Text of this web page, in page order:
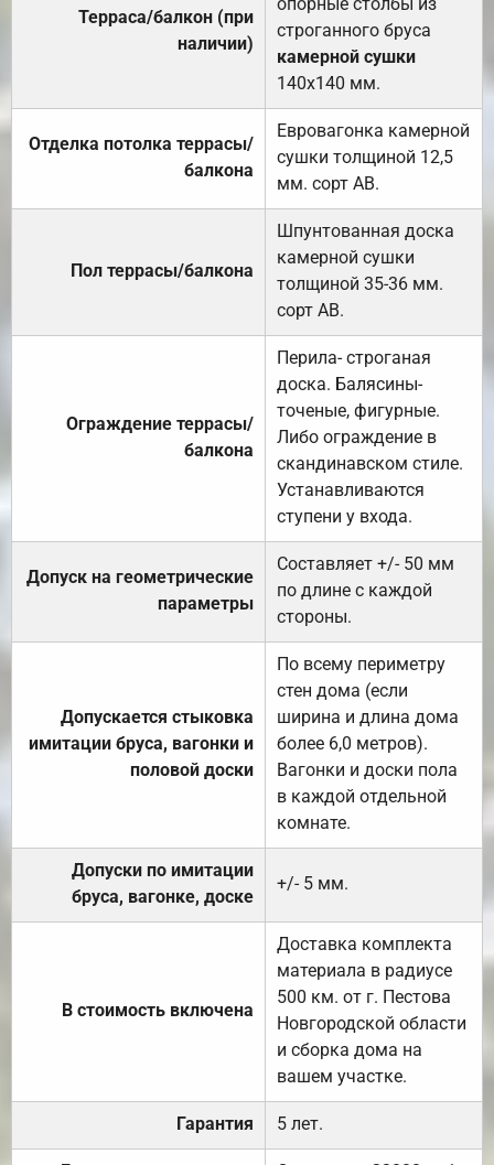
Терраса/балкон (при
наличии)
строганного бруса
камерной сушки
140х140 мм.
Отделка потолка террасы/
балкона
Евровагонка камерной
сушки толщиной 12,5
мм. сорт АВ.
Пол террасы/балкона
Шпунтованная доска
камерной сушки
толщиной 35-36 мм.
сорт АВ.
Ограждение террасы/
балкона
Перила- строганая
доска. Балясины-
точеные, фигурные.
Либо ограждение в
скандинавском стиле.
Устанавливаются
ступени у входа.
Допуск на геометрические
параметры
Составляет +/- 50 мм
по длине с каждой
стороны.
Допускается стыковка
имитации бруса, вагонки и
половой доски
По всему периметру
стен дома (если
ширина и длина дома
более 6,0 метров).
Вагонки и доски пола
в каждой отдельной
комнате.
Допуски по имитации
бруса, вагонке, доске
+/- 5 мм.
В стоимость включена
Доставка комплекта
материала в радиусе
500 км. от г. Пестова
Новгородской области
и сборка дома на
вашем участке.
Гарантия 5 лет.